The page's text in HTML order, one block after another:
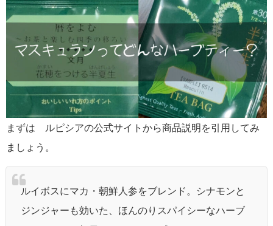
まずは ルピシアの公式サイトから商品説明を引用してみ
ましょう。
ルイボスにマカ・朝鮮人参をブレンド。シナモンと
ジンジャーも効いた、ほんのりスパイシーなハーブ